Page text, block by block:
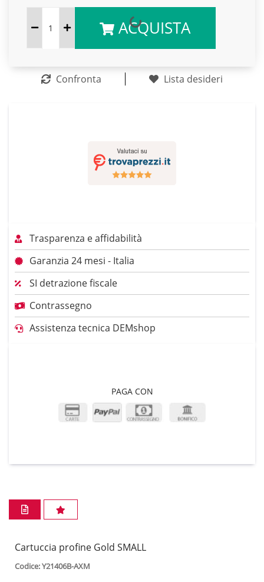
ACQUISTA
Confronta Lista desideri
Trasparenza e affidabilità
Garanzia 24 mesi - Italia
SI detrazione fiscale
Contrassegno
Assistenza tecnica DEMshop
PAGA CON
Cartuccia profine Gold SMALL
Codice: Y21406B-AXM